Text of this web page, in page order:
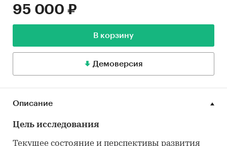
95 000 ₽
В корзину
Демоверсия
Описание
Цель исследования
Текущее состояние и перспективы развития